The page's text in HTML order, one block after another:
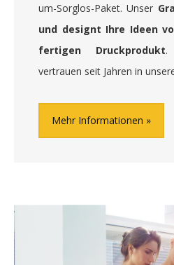
um-Sorglos-Paket. Unser
und designt Ihre Ideen
fertigen Druckprodukt.
vertrauen seit Jahren in
Mehr Informationen